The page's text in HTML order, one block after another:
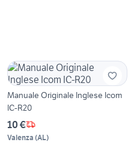
Manuale Originale Inglese Icom
IC-R20
10 €
Valenza (AL)